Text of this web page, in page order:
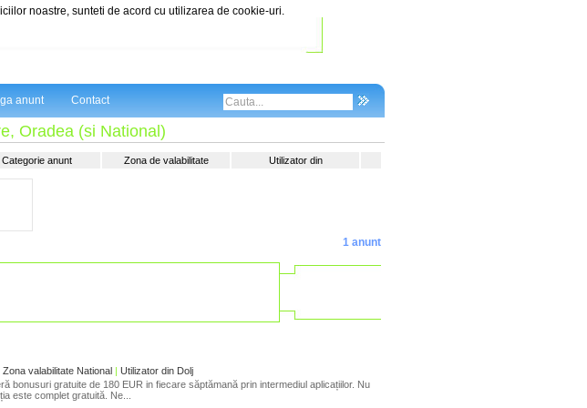
noastre, sunteti de acord cu utilizarea de cookie-uri.
anunt Contact
Oradea (si National)
Categorie anunt Zona de valabilitate
Utilizator din
1 anunt
Zona valabilitate National | Utilizator din Dolj
bonusuri gratuite de 180 EUR in fiecare săptămană prin intermediul aplicațiilor. Nu
este complet gratuită. Ne...